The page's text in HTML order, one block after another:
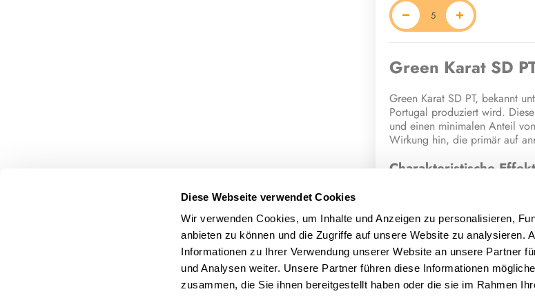
Diese Webseite verwendet Cookies
Wir verwenden Cookies, um Inhalte und Anzeigen zu personalisieren,
anbieten zu können und die Zugriffe auf unsere Website zu analysieren.
Informationen zu Ihrer Verwendung unserer Website an unsere Partner
und Analysen weiter. Unsere Partner führen diese Informationen
zusammen, die Sie ihnen bereitgestellt haben oder die sie im Rahmen
Green Karat SD
Green Karat SD PT, bekannt
Portugal produziert wird.
und einen minimalen Anteil
Wirkung hin, die primär auf
Charakteristische
Konsumenten, die Supreme
Effekten. Die Blüte soll
komplexe Mischung aus
beschrieben.
Terpene und